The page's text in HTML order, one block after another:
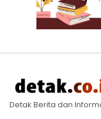
Detak Berita dan